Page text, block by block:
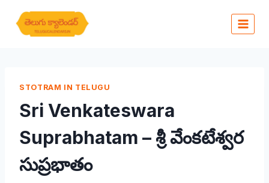
STOTRAM IN TELUGU
Sri Venkateswara
Suprabhatam – శ్రీ వేంకటేశ్వర
సుప్రభాతం